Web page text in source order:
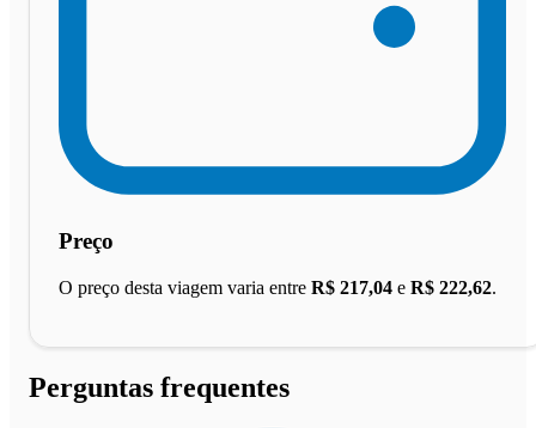
Preço
O preço desta viagem varia entre R$ 217,04 e R$ 222,62.
Perguntas frequentes